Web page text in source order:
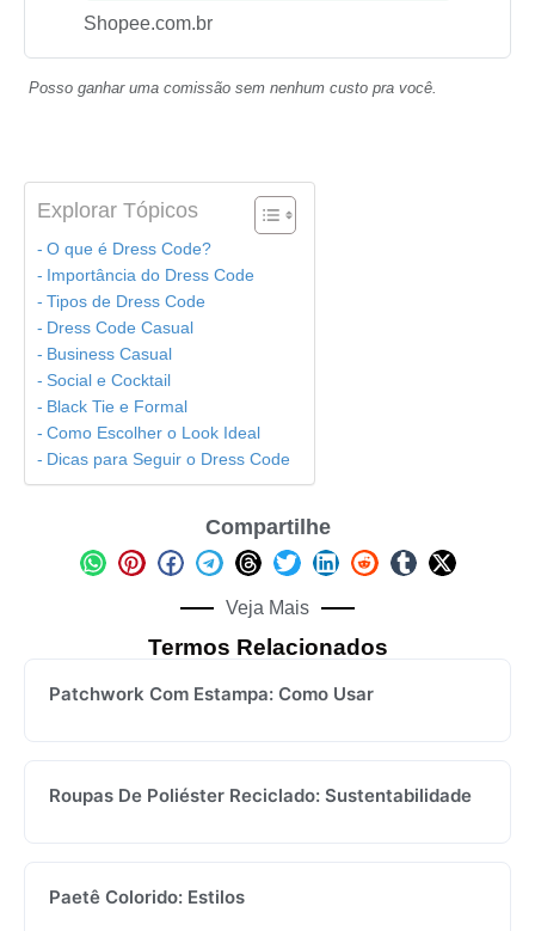
Shopee.com.br
Posso ganhar uma comissão sem nenhum custo pra você.
Explorar Tópicos
O que é Dress Code?
Importância do Dress Code
Tipos de Dress Code
Dress Code Casual
Business Casual
Social e Cocktail
Black Tie e Formal
Como Escolher o Look Ideal
Dicas para Seguir o Dress Code
Compartilhe
Veja Mais
Termos Relacionados
Patchwork Com Estampa: Como Usar
Roupas De Poliéster Reciclado: Sustentabilidade
Paetê Colorido: Estilos